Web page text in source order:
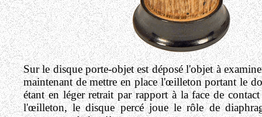
Sur le disque porte-objet est déposé l'objet à
maintenant de mettre en place l'œilleton portant le
étant en léger retrait par rapport à la face de
l'œilleton, le disque percé joue le rôle de